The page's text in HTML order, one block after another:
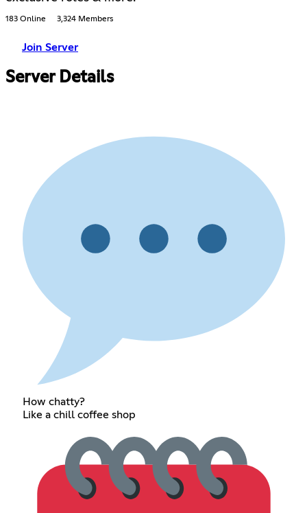
183 Online 3,324 Members
Join Server
Server Details
How chatty?
Like a chill coffee shop